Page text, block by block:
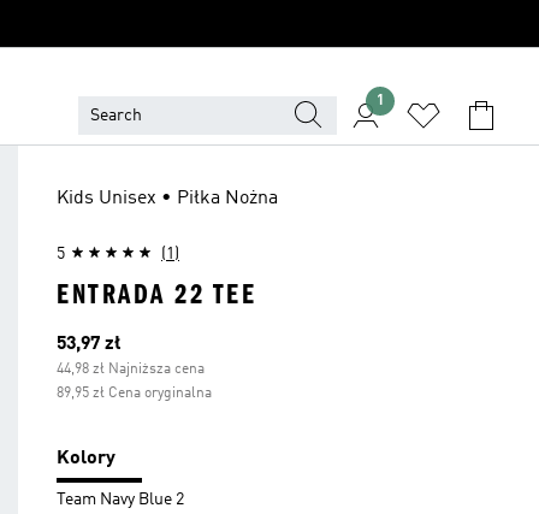
1
Kids Unisex • Piłka Nożna
5 (1)
ENTRADA 22 TEE
Bieżąca cena
53,97 zł
44,98 zł Najniższa cena
89,95 zł Cena oryginalna
Kolory
Team Navy Blue 2